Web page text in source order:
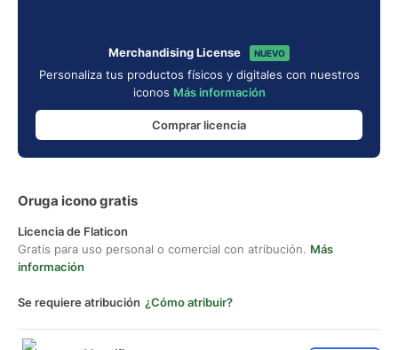
Merchandising License NUEVO
Personaliza tus productos físicos y digitales con nuestros
iconos Más información
Comprar licencia
Oruga icono gratis
Licencia de Flaticon
Gratis para uso personal o comercial con atribución. Más
información
Se requiere atribución ¿Cómo atribuir?